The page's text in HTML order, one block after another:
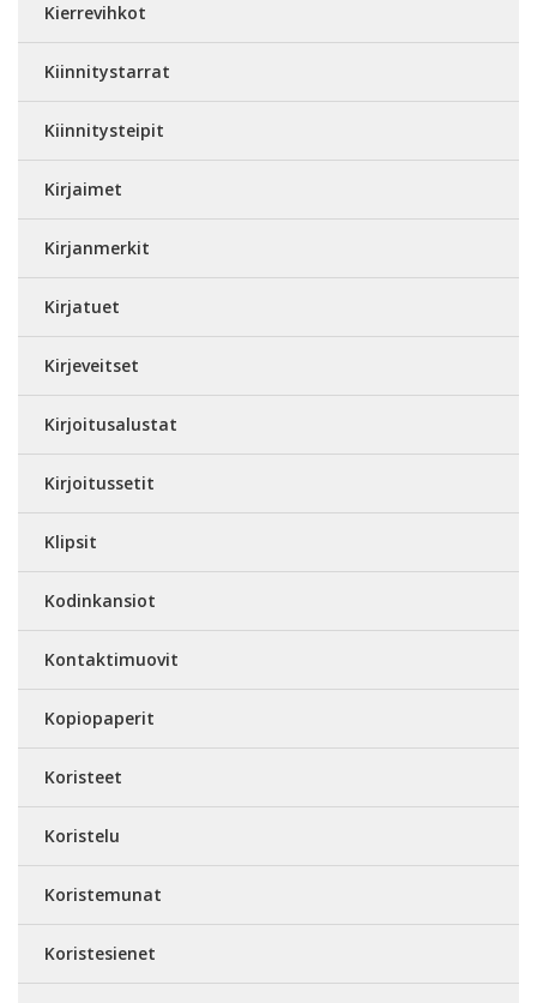
Kierrevihkot
Kiinnitystarrat
Kiinnitysteipit
Kirjaimet
Kirjanmerkit
Kirjatuet
Kirjeveitset
Kirjoitusalustat
Kirjoitussetit
Klipsit
Kodinkansiot
Kontaktimuovit
Kopiopaperit
Koristeet
Koristelu
Koristemunat
Koristesienet